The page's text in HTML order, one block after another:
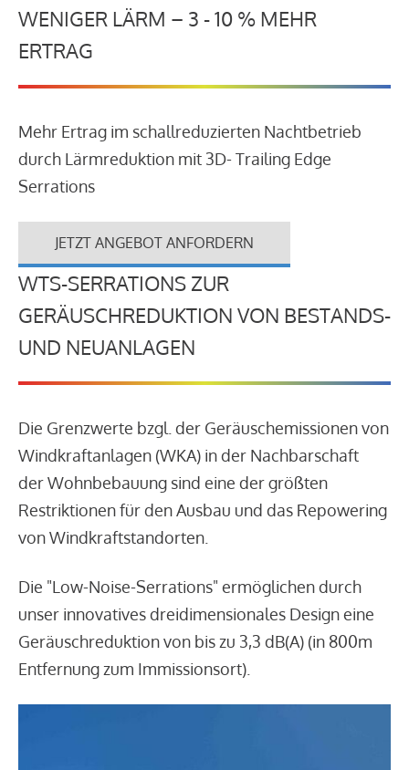
WENIGER LÄRM – 3 - 10 % MEHR
ERTRAG
Mehr Ertrag im schallreduzierten Nachtbetrieb
durch Lärmreduktion mit 3D- Trailing Edge
Serrations
JETZT ANGEBOT ANFORDERN
WTS-SERRATIONS ZUR
GERÄUSCHREDUKTION VON BESTANDS-
UND NEUANLAGEN
Die Grenzwerte bzgl. der Geräuschemissionen von
Windkraftanlagen (WKA) in der Nachbarschaft
der Wohnbebauung sind eine der größten
Restriktionen für den Ausbau und das Repowering
von Windkraftstandorten.
Die "Low-Noise-Serrations" ermöglichen durch
unser innovatives dreidimensionales Design eine
Geräuschreduktion von bis zu 3,3 dB(A) (in 800m
Entfernung zum Immissionsort).